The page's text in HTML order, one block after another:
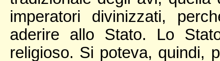
imperatori divinizzati,
aderire allo Stato. Lo
religioso. Si poteva, quindi,